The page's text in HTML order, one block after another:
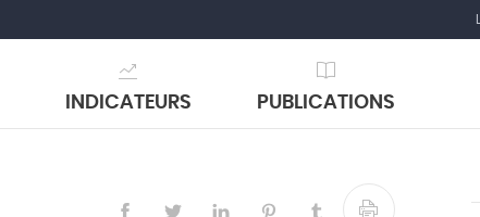
INDICATEURS PUBLICATIONS